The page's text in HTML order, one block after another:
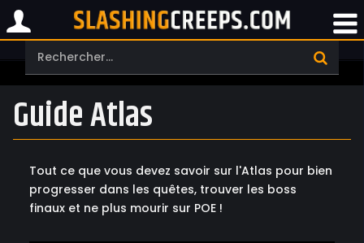
Guide Atlas
Tout ce que vous devez savoir sur l'Atlas pour bien
progresser dans les quêtes, trouver les boss
finaux et ne plus mourir sur POE !